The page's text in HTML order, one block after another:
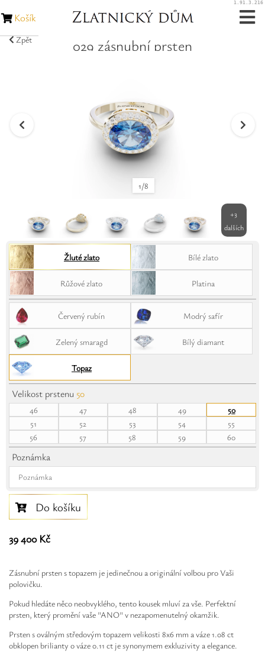
Zásnubní prsteny
Zakázková výroba
Opravy šperků
Opravy hodinek
Rubíny
Safíry
GLI oceňování
Kontakt
Košík
1.91.3.216
Zpět 029 zásnubní prsten
1/8
+3
dalších
Žluté zlato Bílé zlato
Růžové zlato Platina
Červený rubín Modrý safír
Zelený smaragd Bílý diamant
Topaz
Velikost prstenu 50
46 47 48 49
50
51
52 53 54
55
56
57 58 59 60
Poznámka
Do košíku
39 400 Kč
Zásnubní prsten s topazem je jedinečnou a originální volbou pro Vaši
polovičku.
Pokud hledáte něco neobvyklého, tento kousek mluví za vše. Perfektní
prsten, který promění vaše "ANO" v nezapomenutelný okamžik.
Prsten s oválným středovým topazem velikosti 8x6 mm a váze 1.08 ct
obklopen brilianty o váze 0.11 ct je synonymem exkluzivity a elegance.